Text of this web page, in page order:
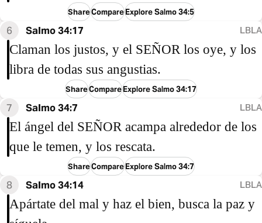
ShareCompareExplore Salmo 34:5
6 Salmo 34:17 LBLA
Claman los justos, y el SEÑOR los oye, y los
libra de todas sus angustias.
ShareCompareExplore Salmo 34:17
7 Salmo 34:7 LBLA
El ángel del SEÑOR acampa alrededor de los
que le temen, y los rescata.
ShareCompareExplore Salmo 34:7
8 Salmo 34:14 LBLA
Apártate del mal y haz el bien, busca la paz y